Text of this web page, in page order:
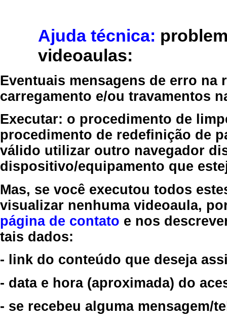
Ajuda técnica:
videoaulas:
Eventuais mensagens de erro
carregamento e/ou travamentos
Executar: o procedimento de
procedimento de redefinição de
válido utilizar outro navegador
dispositivo/equipamento que
Mas, se você executou todos
visualizar nenhuma videoaula,
página de contato e nos
tais dados:
- link do conteúdo que deseja
- data e hora (aproximada) do
- se recebeu alguma mensagem/